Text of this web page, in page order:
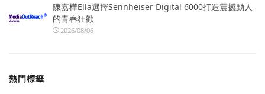
陳嘉樺Ella選擇Sennheiser Digital 6000打造震撼動人
的青春狂歡
2026/08/06
熱門標籤